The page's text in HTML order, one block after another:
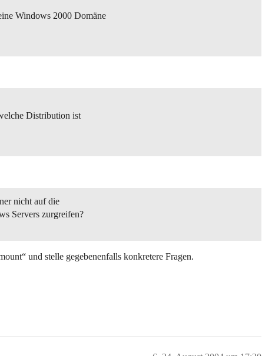
Windows 2000 Domäne
Distribution ist
nicht auf die
Servers zurgreifen?
und stelle gegebenenfalls konkretere Fragen.